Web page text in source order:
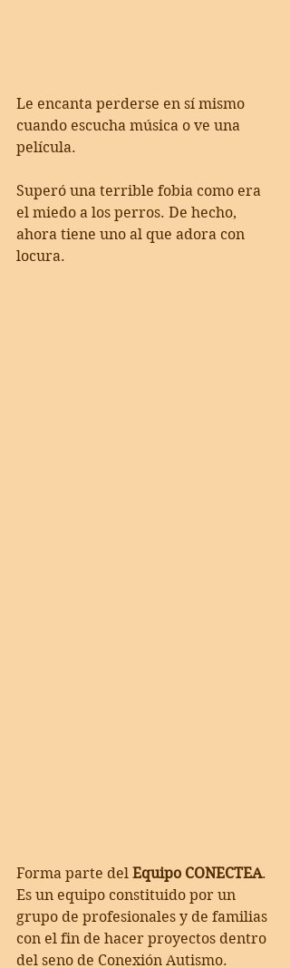
Le encanta perderse en sí mismo
cuando escucha música o ve una
película.
Superó una terrible fobia como era
el miedo a los perros. De hecho,
ahora tiene uno al que adora con
locura.
Forma parte del Equipo CONECTEA.
Es un equipo constituido por un
grupo de profesionales y de familias
con el fin de hacer proyectos dentro
del seno de Conexión Autismo.